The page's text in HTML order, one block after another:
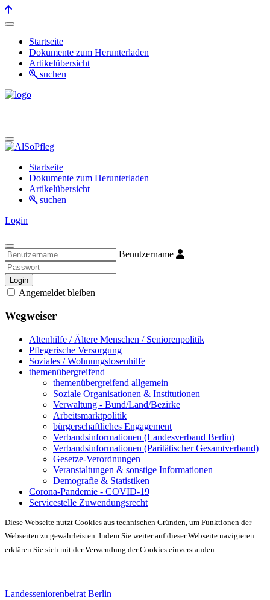
Startseite
Dokumente zum Herunterladen
Artikelübersicht
suchen
Startseite
Dokumente zum Herunterladen
Artikelübersicht
suchen
Login
Benutzername
Login
Angemeldet bleiben
Wegweiser
Altenhilfe / Ältere Menschen / Seniorenpolitik
Pflegerische Versorgung
Soziales / Wohnungslosenhilfe
themenübergreifend
themenübergreifend allgemein
Soziale Organisationen & Institutionen
Verwaltung - Bund/Land/Bezirke
Arbeitsmarktpolitik
bürgerschaftliches Engagement
Verbandsinformationen (Landesverband Berlin)
Verbandsinformationen (Paritätischer Gesamtverband)
Gesetze-Verordnungen
Veranstaltungen & sonstige Informationen
Demografie & Statistiken
Corona-Pandemie - COVID-19
Servicestelle Zuwendungsrecht
Diese Webseite nutzt Cookies aus technischen Gründen, um Funktionen der
Webseiten zu gewährleisten. Indem Sie weiter auf dieser Webseite navigieren
erklären Sie sich mit der Verwendung der Cookies einverstanden.
Landesseniorenbeirat Berlin